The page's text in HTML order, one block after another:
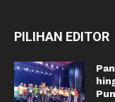
PILIHAN EDITOR